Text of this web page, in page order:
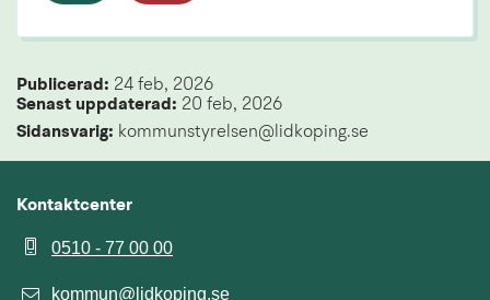
Publicerad: 24 feb, 2026
Senast uppdaterad: 20 feb, 2026
Sidansvarig: kommunstyrelsen@lidkoping.se
Kontaktcenter
0510 - 77 00 00
kommun@lidkoping.se